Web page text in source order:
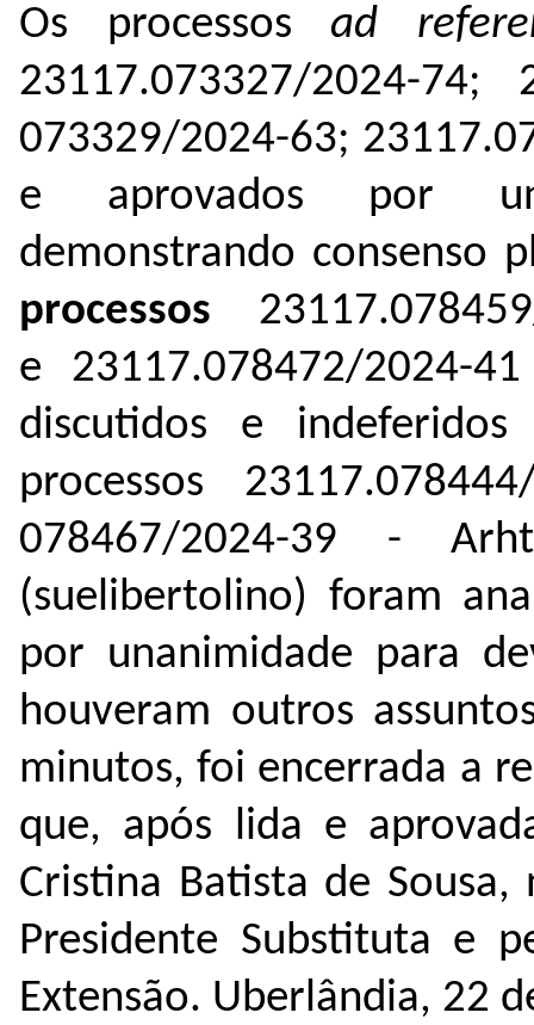
Os processos ad
23117.073327/2024-74;
073329/2024-63; 23117.
e aprovados por
demonstrando consenso
processos 23117.
e 23117.078472/2024-
discutidos e
processos 23117.
078467/2024-39 -
(suelibertolino) foram
por unanimidade para
houveram outros
minutos, foi encerrada a
que, após lida e
Cristina Batista de
Presidente Substituta e
Extensão. Uberlândia, 22